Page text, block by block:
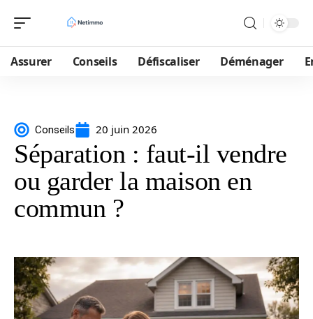
Assurer Conseils Défiscaliser Déménager
Conseils 20 juin 2026
Séparation : faut-il vendre
ou garder la maison en
commun ?